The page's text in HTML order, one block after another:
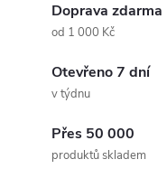
Doprava zdarma
od 1 000 Kč
Otevřeno 7 dní
v týdnu
Přes 50 000
produktů skladem